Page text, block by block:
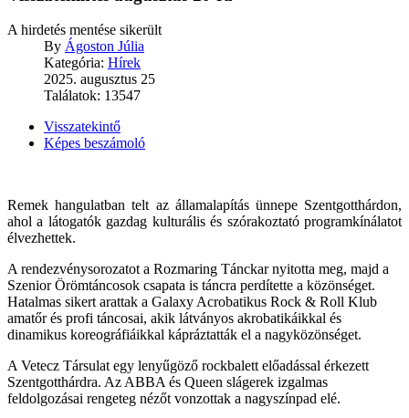
A hirdetés mentése sikerült
By Ágoston Júlia
Kategória: Hírek
2025. augusztus 25
Találatok: 13547
Visszatekintő
Képes beszámoló
Remek hangulatban telt az államalapítás ünnepe Szentgotthárdon,
ahol a látogatók gazdag kulturális és szórakoztató programkínálatot
élvezhettek.
A rendezvénysorozatot a Rozmaring Tánckar nyitotta meg, majd a
Szenior Örömtáncosok csapata is táncra perdítette a közönséget.
Hatalmas sikert arattak a Galaxy Acrobatikus Rock & Roll Klub
amatőr és profi táncosai, akik látványos akrobatikáikkal és
dinamikus koreográfiáikkal kápráztatták el a nagyközönséget.
A Vetecz Társulat egy lenyűgöző rockbalett előadással érkezett
Szentgotthárdra. Az ABBA és Queen slágerek izgalmas
feldolgozásai rengeteg nézőt vonzottak a nagyszínpad elé.